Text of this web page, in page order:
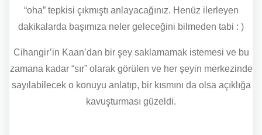
“oha” tepkisi çıkmıştı anlayacağınız. Henüz ilerleyen
dakikalarda başımıza neler geleceğini bilmeden tabi : )
Cihangir’in Kaan’dan bir şey saklamamak istemesi ve bu
zamana kadar “sır” olarak görülen ve her şeyin merkezinde
sayılabilecek o konuyu anlatıp, bir kısmını da olsa açıklığa
kavuşturması güzeldi.